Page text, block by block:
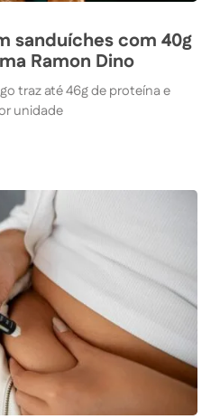
sanduíches com 40g
Ramon Dino
traz até 46g de proteína e
unidade